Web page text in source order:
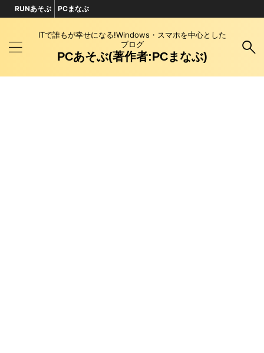
ITで誰もが幸せになる!Windows・スマホを中心とした
ブログ
PCあそぶ(著作者:PCまなぶ)
RUNあそぶ PCまなぶ